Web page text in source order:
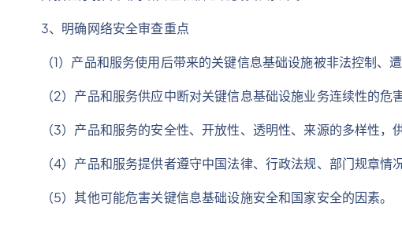
3、明确网络安全审查重点
（1）产品和服务使用后带来的关键信息基础设施被非法控制、
（2）产品和服务供应中断对关键信息基础设施业务连续性的危害
（3）产品和服务的安全性、开放性、透明性、来源的多样性
（4）产品和服务提供者遵守中国法律、行政法规、部门规章情况
（5）其他可能危害关键信息基础设施安全和国家安全的因素。